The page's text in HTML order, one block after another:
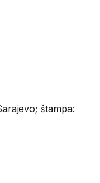
štampa: